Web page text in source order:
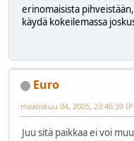
erinomaisista
käydä kokeilemassa
Euro
maaliskuu 04, 2005, 23:46:39 IP
Juu sitä paikkaa ei voi